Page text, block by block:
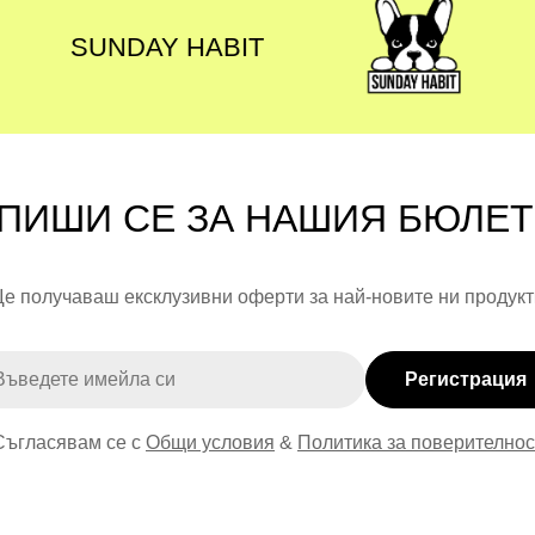
– малка част от големите истории, които
SUNDAY
СЕ ЗА НАШИЯ
получаваш ексклузивни оферти за най-новите ни
Регистрация
се с Общи условия & Политика за